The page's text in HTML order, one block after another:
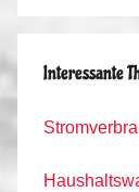
Interessante